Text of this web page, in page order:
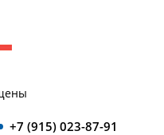
+7 (915) 023-87-91